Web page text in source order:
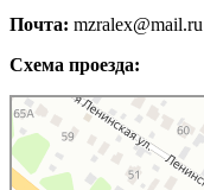
Почта: mzralex@mail.ru
Схема проезда:
Яндекс Карты
Яндекс Карты — транспорт,